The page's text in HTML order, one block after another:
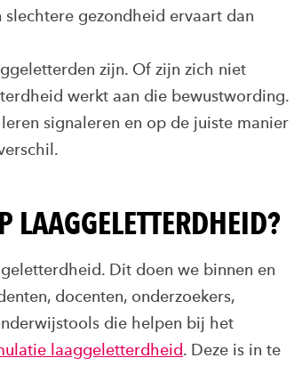
gezondheid ervaart dan
zijn. Of zijn zich niet
werkt aan die bewustwording.
signaleren en op de juiste manier
LAAGGELETTERDHEID?
Dit doen we binnen en
docenten, onderzoekers,
die helpen bij het
laaggeletterdheid. Deze is in te